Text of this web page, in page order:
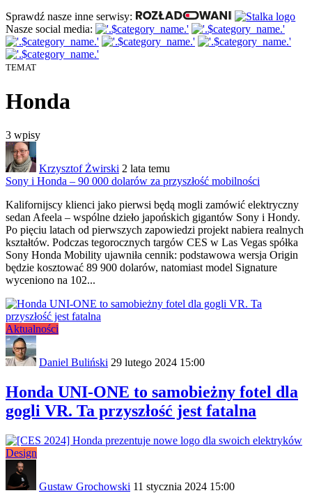
Sprawdź nasze inne serwisy:
Nasze social media:
TEMAT
Honda
3 wpisy
Krzysztof Żwirski 2 lata temu
Sony i Honda – 90 000 dolarów za przyszłość mobilności
Kalifornijscy klienci jako pierwsi będą mogli zamówić elektryczny
sedan Afeela – wspólne dzieło japońskich gigantów Sony i Hondy.
Po pięciu latach od pierwszych zapowiedzi projekt nabiera realnych
kształtów. Podczas tegorocznych targów CES w Las Vegas spółka
Sony Honda Mobility ujawniła cennik: podstawowa wersja Origin
będzie kosztować 89 900 dolarów, natomiast model Signature
wyceniono na 102...
Aktualności
Daniel Buliński 29 lutego 2024 15:00
Honda UNI-ONE to samobieżny fotel dla
gogli VR. Ta przyszłość jest fatalna
Design
Gustaw Grochowski 11 stycznia 2024 15:00